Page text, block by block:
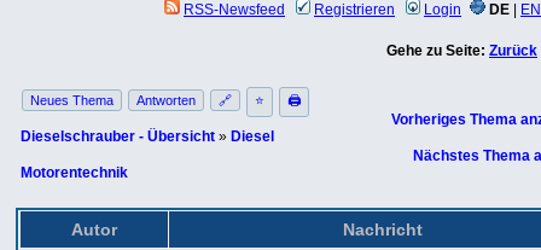
RSS-Newsfeed
Registrieren Login DE EN
Gehe zu Seite: Zurück
Neues Thema Antworten 🔗 ⭐ 🖨
Dieselschrauber - Übersicht » Diesel
Motorentechnik
Vorheriges Thema
Nächstes Thema
Autor Nachricht